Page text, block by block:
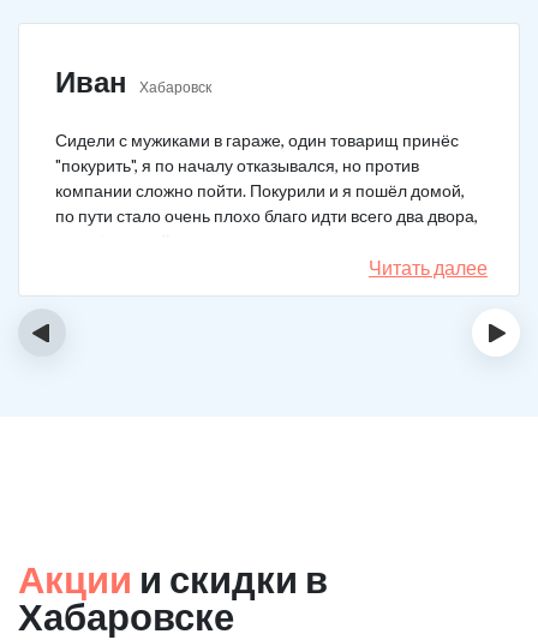
Иван Хабаровск
Сидели с мужиками в гараже, один товарищ принёс
"покурить", я по началу отказывался, но против
компании сложно пойти. Покурили и я пошёл домой,
по пути стало очень плохо благо идти всего два двора,
чувствовал что точно, что-то не так. Спасибо большое,
что быстро приехали, поставили капельницу и уже
меня начало отпускать. После оказалось, что товарищ
Читать далее
‹ ›
Акции и скидки в
Хабаровске